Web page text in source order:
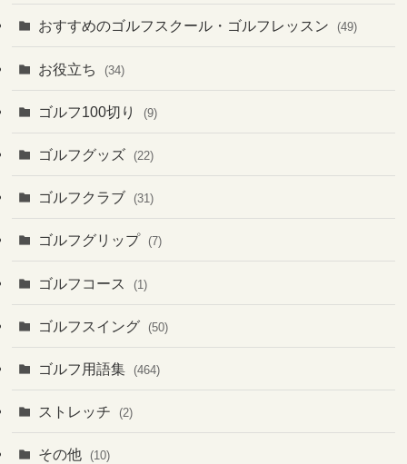
おすすめのゴルフスクール・ゴルフレッスン (49)
お役立ち (34)
ゴルフ100切り (9)
ゴルフグッズ (22)
ゴルフクラブ (31)
ゴルフグリップ (7)
ゴルフコース (1)
ゴルフスイング (50)
ゴルフ用語集 (464)
ストレッチ (2)
その他 (10)